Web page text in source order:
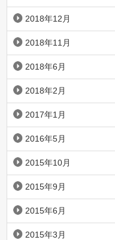
2018年12月
2018年11月
2018年6月
2018年2月
2017年1月
2016年5月
2015年10月
2015年9月
2015年6月
2015年3月